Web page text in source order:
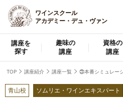
ワインスクール
アカデミー・デュ・ヴァン
講座を
探す
趣味の
講座
資格の
講座
TOP 講座紹介 講座一覧
青山校 ソムリエ・ワインエキスパート